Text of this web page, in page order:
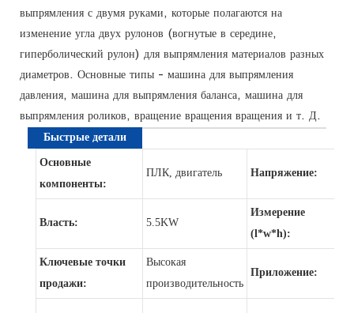
выпрямления с двумя руками, которые полагаются на
изменение угла двух рулонов (вогнутые в середине,
гиперболический рулон) для выпрямления материалов разных
диаметров. Основные типы - машина для выпрямления
давления, машина для выпрямления баланса, машина для
выпрямления роликов, вращение вращения вращения и т. Д.
Быстрые детали
Основные
компоненты:
ПЛК, двигатель Напряжение:
Власть: 5.5KW
Измерение
(l*w*h):
Ключевые точки
продажи:
Высокая
производительность
Приложение: